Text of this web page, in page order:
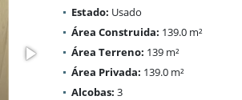
Estado: Usado
Área Construida: 139.0 m²
Área Terreno: 139 m²
Área Privada: 139.0 m²
Alcobas: 3